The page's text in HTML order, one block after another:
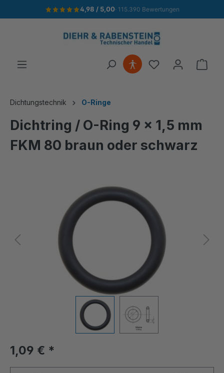
springen 4,98 / 5,00· 115.390 Bewertungen
Dichtungstechnik O-Ringe
Dichtring / O-Ring 9 x 1,5 mm
FKM 80 braun oder schwarz
Bildergalerie überspringen
1,09 € *